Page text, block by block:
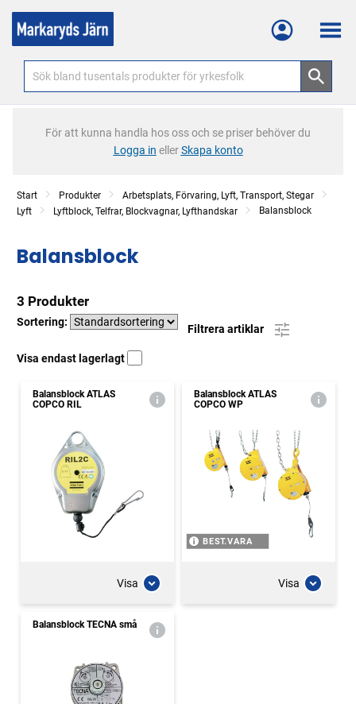
Meny
För att kunna handla hos oss och se priser behöver du
Logga in ellerSkapa konto
Start Produkter
Arbetsplats, Förvaring, Lyft, Transport, Stegar
Lyft
Lyftblock, Telfrar, Blockvagnar, Lyfthandskar Balansblock
Balansblock
3 Produkter
Sortering:
Filtrera artiklar
Visa endast lagerlagt
Balansblock ATLAS
COPCO RIL
Visa
Balansblock ATLAS
COPCO WP
BEST.VARA
Visa
Balansblock TECNA små